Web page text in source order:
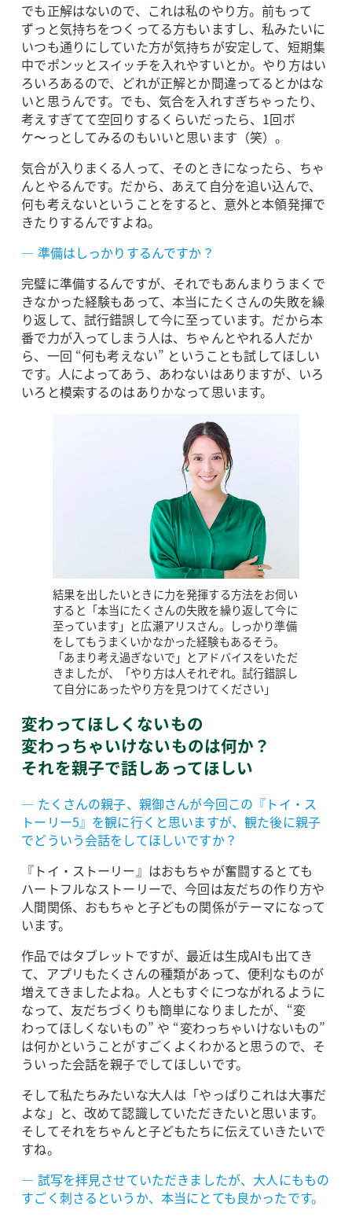
でも正解はないので、これは私のやり方。前もって
ずっと気持ちをつくってる方もいますし、私みたいに
いつも通りにしていた方が気持ちが安定して、短期集
中でポンッとスイッチを入れやすいとか。やり方はい
ろいろあるので、どれが正解とか間違ってるとかはな
いと思うんです。でも、気合を入れすぎちゃったり、
考えすぎてて空回りするくらいだったら、1回ボ
ケ〜っとしてみるのもいいと思います（笑）。
気合が入りまくる人って、そのときになったら、ちゃ
んとやるんです。だから、あえて自分を追い込んで、
何も考えないということをすると、意外と本領発揮で
きたりするんですよね。
― 準備はしっかりするんですか？
完璧に準備するんですが、それでもあんまりうまくで
きなかった経験もあって、本当にたくさんの失敗を繰
り返して、試行錯誤して今に至っています。だから本
番で力が入ってしまう人は、ちゃんとやれる人だか
ら、一回 “何も考えない” ということも試してほしい
です。人によってあう、あわないはありますが、いろ
いろと模索するのはありかなって思います。
結果を出したいときに力を発揮する方法をお伺い
すると「本当にたくさんの失敗を繰り返して今に
至っています」と広瀬アリスさん。しっかり準備
をしてもうまくいかなかった経験もあるそう。
「あまり考え過ぎないで」とアドバイスをいただ
きましたが、「やり方は人それぞれ。試行錯誤し
て自分にあったやり方を見つけてください」
変わってほしくないもの
変わっちゃいけないものは何か？
それを親子で話しあってほしい
― たくさんの親子、親御さんが今回この『トイ・ス
トーリー5』を観に行くと思いますが、観た後に親子
でどういう会話をしてほしいですか？
『トイ・ストーリー』はおもちゃが奮闘するとても
ハートフルなストーリーで、今回は友だちの作り方や
人間関係、おもちゃと子どもの関係がテーマになって
います。
作品ではタブレットですが、最近は生成AIも出てき
て、アプリもたくさんの種類があって、便利なものが
増えてきましたよね。人ともすぐにつながれるように
なって、友だちづくりも簡単になりましたが、“変
わってほしくないもの” や “変わっちゃいけないもの”
は何かということがすごくよくわかると思うので、そ
ういった会話を親子でしてほしいです。
そして私たちみたいな大人は「やっぱりこれは大事だ
よな」と、改めて認識していただきたいと思います。
そしてそれをちゃんと子どもたちに伝えていきたいで
すね。
― 試写を拝見させていただきましたが、大人にももの
すごく刺さるというか、本当にとても良かったです。